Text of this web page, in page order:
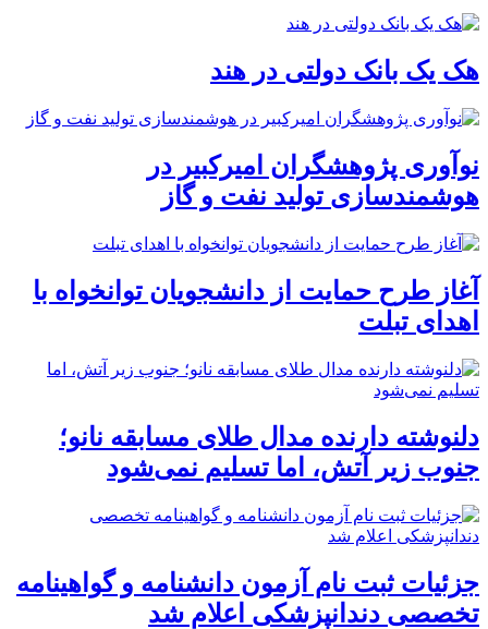
هک یک بانک دولتی در هند
نوآوری پژوهشگران امیرکبیر در
هوشمندسازی تولید نفت و گاز
آغاز طرح حمایت از دانشجویان توانخواه با
اهدای تبلت
دلنوشته دارنده مدال طلای مسابقه نانو؛
جنوب زیر آتش، اما تسلیم نمی‌شود
جزئیات ثبت نام آزمون دانشنامه و گواهینامه
تخصصی دندانپزشکی اعلام شد